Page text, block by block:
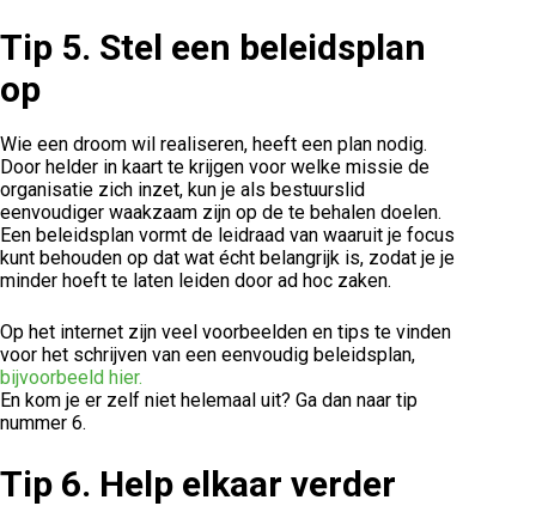
Tip 5. Stel een beleidsplan
op
Wie een droom wil realiseren, heeft een plan nodig.
Door helder in kaart te krijgen voor welke missie de
organisatie zich inzet, kun je als bestuurslid
eenvoudiger waakzaam zijn op de te behalen doelen.
Een beleidsplan vormt de leidraad van waaruit je focus
kunt behouden op dat wat écht belangrijk is, zodat je je
minder hoeft te laten leiden door ad hoc zaken.
Op het internet zijn veel voorbeelden en tips te vinden
voor het schrijven van een eenvoudig beleidsplan,
bijvoorbeeld hier.
En kom je er zelf niet helemaal uit? Ga dan naar tip
nummer 6.
Tip 6. Help elkaar verder